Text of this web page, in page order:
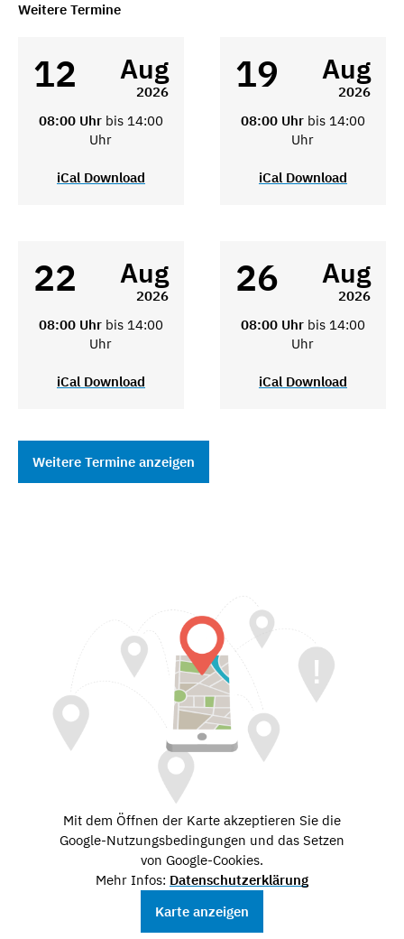
Weitere Termine
12 Aug
2026
08:00 Uhr bis 14:00
Uhr
iCal Download
19 Aug
2026
08:00 Uhr bis 14:00
Uhr
iCal Download
22 Aug
2026
08:00 Uhr bis 14:00
Uhr
iCal Download
26 Aug
2026
08:00 Uhr bis 14:00
Uhr
iCal Download
Weitere Termine anzeigen
Mit dem Öffnen der Karte akzeptieren Sie die
Google-Nutzungsbedingungen und das Setzen
von Google-Cookies.
Mehr Infos: Datenschutzerklärung
Karte anzeigen